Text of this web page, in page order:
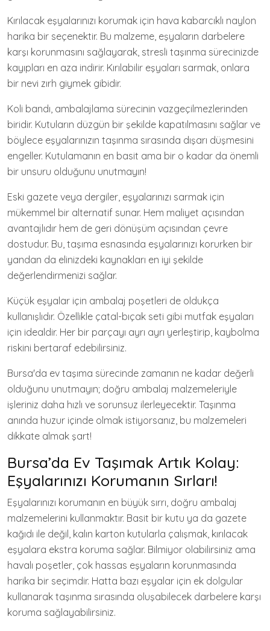
Kırılacak eşyalarınızı korumak için hava kabarcıklı naylon
harika bir seçenektir. Bu malzeme, eşyaların darbelere
karşı korunmasını sağlayarak, stresli taşınma sürecinizde
kayıpları en aza indirir. Kırılabilir eşyaları sarmak, onlara
bir nevi zırh giymek gibidir.
Koli bandı, ambalajlama sürecinin vazgeçilmezlerinden
biridir. Kutuların düzgün bir şekilde kapatılmasını sağlar ve
böylece eşyalarınızın taşınma sırasında dışarı düşmesini
engeller. Kutulamanın en basit ama bir o kadar da önemli
bir unsuru olduğunu unutmayın!
Eski gazete veya dergiler, eşyalarınızı sarmak için
mükemmel bir alternatif sunar. Hem maliyet açısından
avantajlıdır hem de geri dönüşüm açısından çevre
dostudur. Bu, taşıma esnasında eşyalarınızı korurken bir
yandan da elinizdeki kaynakları en iyi şekilde
değerlendirmenizi sağlar.
Küçük eşyalar için ambalaj poşetleri de oldukça
kullanışlıdır. Özellikle çatal-bıçak seti gibi mutfak eşyaları
için idealdir. Her bir parçayı ayrı ayrı yerleştirip, kaybolma
riskini bertaraf edebilirsiniz.
Bursa'da ev taşıma sürecinde zamanın ne kadar değerli
olduğunu unutmayın; doğru ambalaj malzemeleriyle
işleriniz daha hızlı ve sorunsuz ilerleyecektir. Taşınma
anında huzur içinde olmak istiyorsanız, bu malzemeleri
dikkate almak şart!
Bursa’da Ev Taşımak Artık Kolay:
Eşyalarınızı Korumanın Sırları!
Eşyalarınızı korumanın en büyük sırrı, doğru ambalaj
malzemelerini kullanmaktır. Basit bir kutu ya da gazete
kağıdı ile değil, kalın karton kutularla çalışmak, kırılacak
eşyalara ekstra koruma sağlar. Bilmiyor olabilirsiniz ama
havalı poşetler, çok hassas eşyaların korunmasında
harika bir seçimdir. Hatta bazı eşyalar için ek dolgular
kullanarak taşınma sırasında oluşabilecek darbelere karşı
koruma sağlayabilirsiniz.